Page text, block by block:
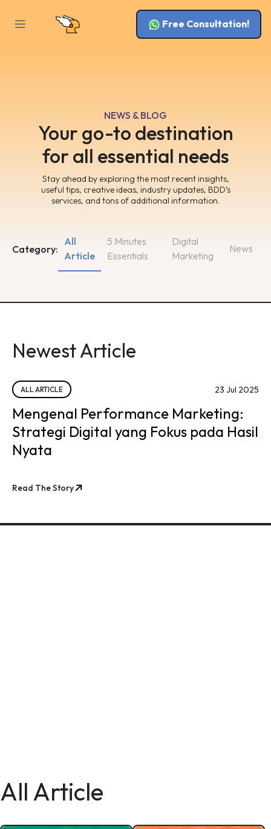
Free Consultation!
NEWS & BLOG
Your go-to destination
for all essential needs
Stay ahead by exploring the most recent insights,
useful tips, creative ideas, industry updates, BDD’s
services, and tons of additional information.
Category:
5 Minutes
Essentials
Digital
Marketing
All
Article
News
Newest Article
ALL ARTICLE 23 Jul 2025
Mengenal Performance Marketing:
Strategi Digital yang Fokus pada Hasil
Nyata
Read The Story
All Article